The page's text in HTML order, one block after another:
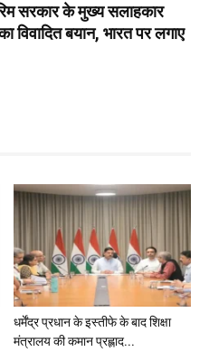
सरकार के मुख्य सलाहकार
विवादित बयान, भारत पर लगाए
धर्मेंद्र प्रधान के इस्तीफे के बाद शिक्षा
मंत्रालय की कमान प्रह्लाद...